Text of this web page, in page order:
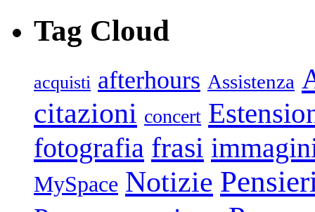
Tag Cloud
acquisti afterhours Assistenza
citazioni concert
fotografia frasi
MySpace Notizie